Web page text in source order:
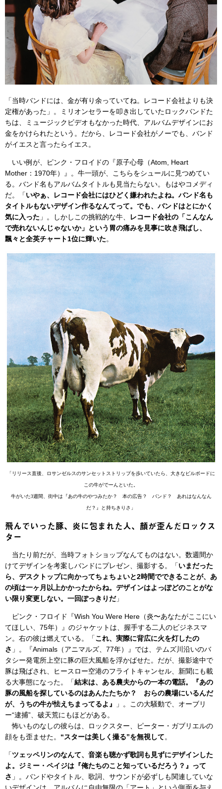
「当時バンドには、金が有り余っていてね。レコード会社よりも決
定権があった」。ミリオンセラーを叩き出していたロックバンドた
ちは、ミュージックビデオもなかった時代、アルバムデザインにお
金をかけられたという。だから、レコード会社がノーでも、バンド
がイエスと言ったらイエス。
いい例が、ピンク・フロイドの『原子心母（Atom, Heart
Mother：1970年）』。牛一頭が、こちらをシュールに見つめてい
る。バンド名もアルバムタイトルも見当たらない。もはやコメディ
だ。「いやぁ、レコード会社にはひどく嫌われたよね。バンド名も
タイトルもないデザイン作るなんてって。でも、バンドはとにかく
気に入った 」。しかしこの挑戦的な牛、
レコード会社の「こんなん
で売れないんじゃないか」という胃の痛みを見事に吹き飛ばし、
飄々と全英チャート1位に輝いた。
「リリース直後、ロサンゼルスのサンセットストリップを歩いていたら、大きなビルボードに
この牛がでーんといた。
牛がいた3週間、街中は『あの牛のやつみたか？ 本の広告？ バンド？ あれはなんなん
だ？』と持ちきりさ」
飛んでいった豚、炎に包まれた人、顔が歪んだロックス
ター
当たり前だが、当時フォトショップなんてものはない。数週間か
けてデザインを考案しバンドにプレゼン、撮影する。「いまだった
ら、デスクトップに向かってちょちょいと2時間でできることが、あ
の頃は一ヶ月以上かかったからね。デザインはよっぽどのことがな
い限り変更しない。一回ぽっきりだ」
ピンク・フロイド『Wish You Were Here（炎〜あなたがここにい
てほしい、75年）』のジャケットは、握手する二人のビジネスマ
ン。右の彼は燃えている。「これ、実際に背広に火を灯したの
さ 」。『Animals（アニマルズ、77年）』では、テムズ川沿いのバ
タシー発電所上空に豚の巨大風船を浮かばせた。だが、撮影途中で
豚は飛ばされ、ヒースロー空港のフライトキャンセル、新聞にも載
る大事態になった。「結末は、ある農夫からの一本の電話。『あの
豚の風船を探しているのはあんたたちか？ おらの農場にいるんだ
が、うちの牛が怯えちまってるよ』
」。この大騒動で、オーブリ
ー“逮捕”、破天荒にもほどがある。
怖いものなしの彼らは、ロックスター、ピーター・ガブリエルの
顔をも歪ませた。 “スターは美しく撮る”を無視して。
「ツェッペリンのなんて、音楽も聴かず歌詞も見ずにデザインした
よ。ジミー・ペイジは『俺たちのこと知っているだろう？』って
さ 」。バンドやタイトル、歌詞、サウンドが必ずしも関連していな